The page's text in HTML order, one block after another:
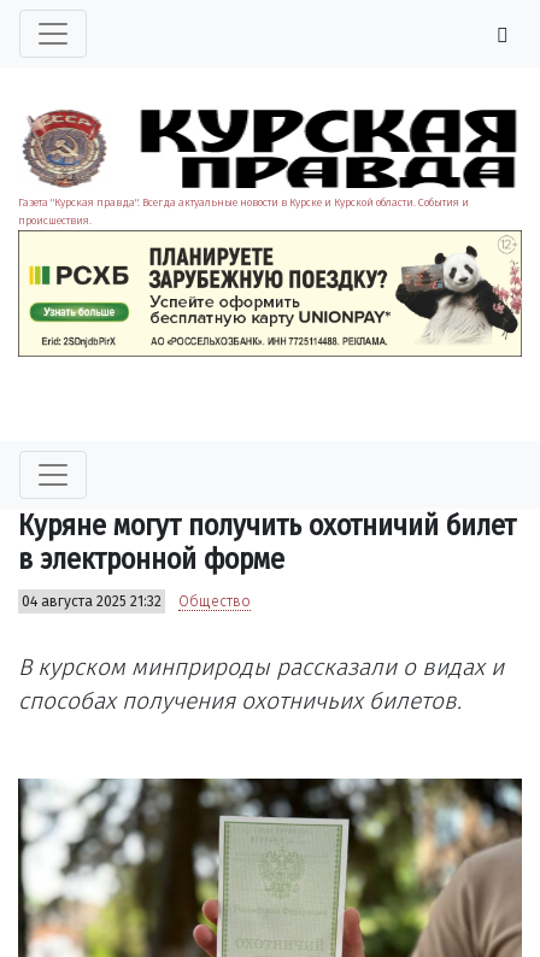
Газета "Курская правда". Всегда актуальные новости в Курске и Курской области. События и
происшествия.
Куряне могут получить охотничий билет
в электронной форме
04 августа 2025 21:32 Общество
В курском минприроды рассказали о видах и
способах получения охотничьих билетов.